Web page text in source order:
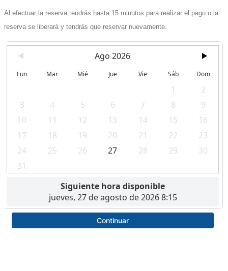
Al efectuar la reserva tendrás hasta 15 minutos para realizar el pago o la
reserva se liberará y tendrás que reservar nuevamente.